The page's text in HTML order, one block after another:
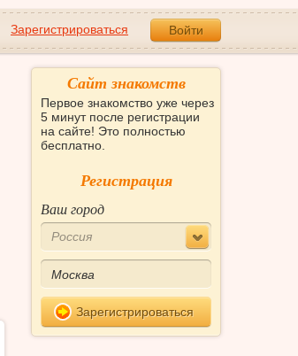
Зарегистрироваться Войти
Сайт знакомств
Первое знакомство уже через
5 минут после регистрации
на сайте! Это полностью
бесплатно.
Регистрация
Ваш город
Россия
Зарегистрироваться